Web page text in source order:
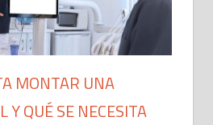
MONTAR UNA
Y QUÉ SE NECESITA